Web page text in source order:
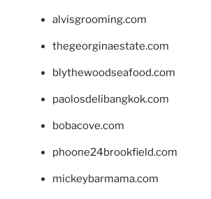
alvisgrooming.com
thegeorginaestate.com
blythewoodseafood.com
paolosdelibangkok.com
bobacove.com
phoone24brookfield.com
mickeybarmama.com